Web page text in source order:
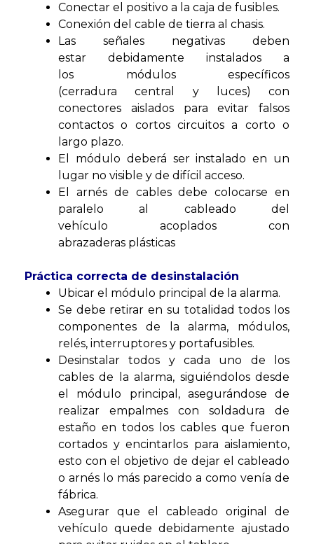
Conectar el positivo a la caja de fusibles.
Conexión del cable de tierra al chasis.
Las señales negativas deben
estar debidamente instalados a
los módulos específicos
(cerradura central y luces) con
conectores aislados para evitar falsos
contactos o cortos circuitos a corto o
largo plazo.
El módulo deberá ser instalado en un
lugar no visible y de difícil acceso.
El arnés de cables debe colocarse en
paralelo al cableado del
vehículo acoplados con
abrazaderas plásticas
Práctica correcta de desinstalación
Ubicar el módulo principal de la alarma.
Se debe retirar en su totalidad todos los
componentes de la alarma, módulos,
relés, interruptores y portafusibles.
Desinstalar todos y cada uno de los
cables de la alarma, siguiéndolos desde
el módulo principal, asegurándose de
realizar empalmes con soldadura de
estaño en todos los cables que fueron
cortados y encintarlos para aislamiento,
esto con el objetivo de dejar el cableado
o arnés lo más parecido a como venía de
fábrica.
Asegurar que el cableado original de
vehículo quede debidamente ajustado